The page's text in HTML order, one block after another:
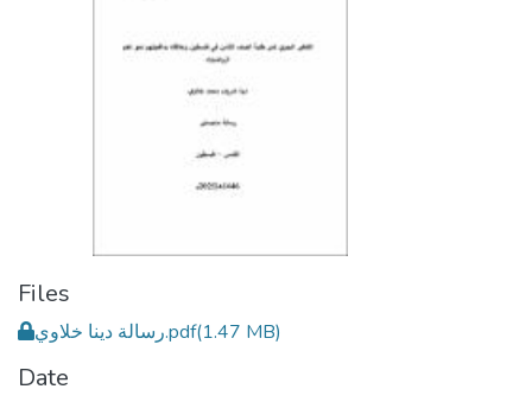
Files
رسالة دينا خلاوي.pdf(1.47 MB)
Date